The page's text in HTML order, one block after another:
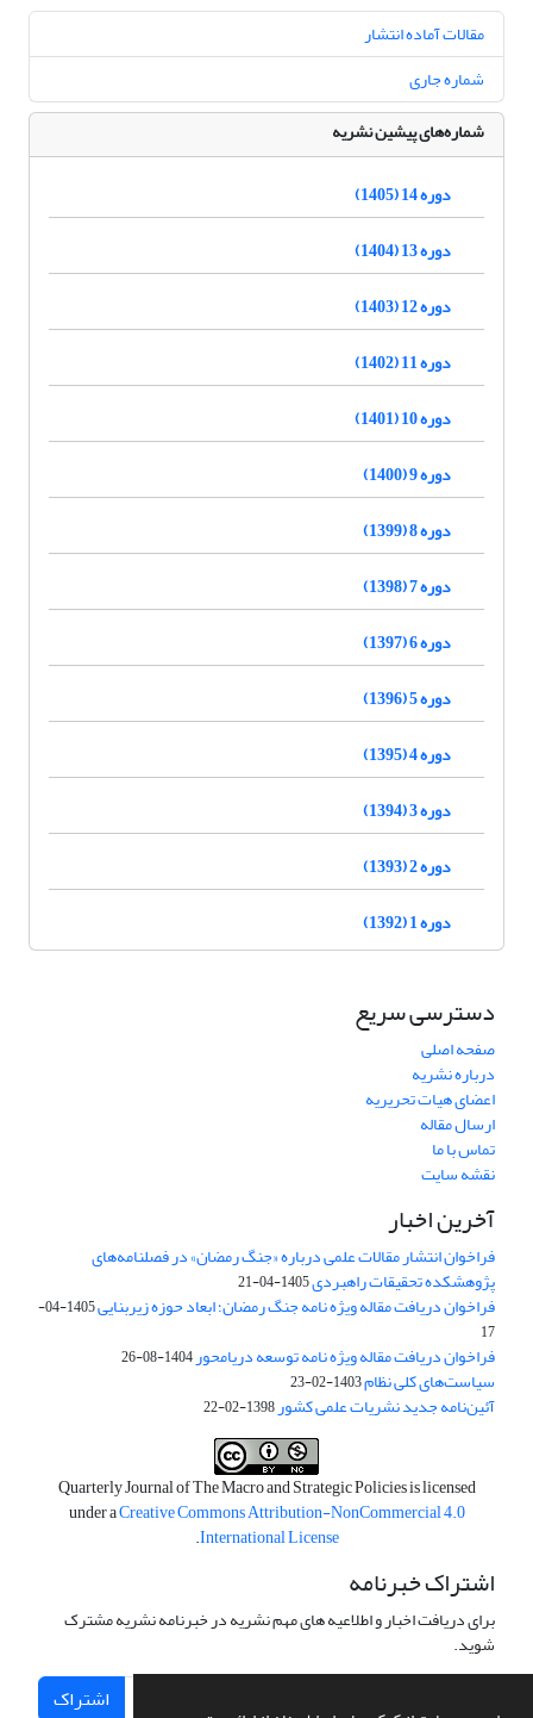
مقالات آماده انتشار
شماره جاری
شماره‌های پیشین نشریه
دوره 14 (1405)
دوره 13 (1404)
دوره 12 (1403)
دوره 11 (1402)
دوره 10 (1401)
دوره 9 (1400)
دوره 8 (1399)
دوره 7 (1398)
دوره 6 (1397)
دوره 5 (1396)
دوره 4 (1395)
دوره 3 (1394)
دوره 2 (1393)
دوره 1 (1392)
دسترسی سریع
صفحه اصلی
درباره نشریه
اعضای هیات تحریریه
ارسال مقاله
تماس با ما
نقشه سایت
آخرین اخبار
فراخوان انتشار مقالات علمی درباره «جنگ رمضان» در فصلنامه‌های
پژوهشکده تحقیقات راهبردی1405-04-21
فراخوان دریافت مقاله ویژه نامه جنگ رمضان؛ ابعاد حوزه زیربنایی
1405-04-
17
فراخوان دریافت مقاله ویژه نامه توسعه دریامحور1404-08-26
سیاست‌های کلی نظام1403-02-23
آئین‌نامه جدید نشریات علمی کشور1398-02-22
Quarterly Journal of The Macro and Strategic Policies is licensed
under aCreative Commons Attribution-NonCommercial 4.0
International License
.
اشتراک خبرنامه
برای دریافت اخبار و اطلاعیه های مهم نشریه در خبرنامه نشریه مشترک
شوید.
اشتراک